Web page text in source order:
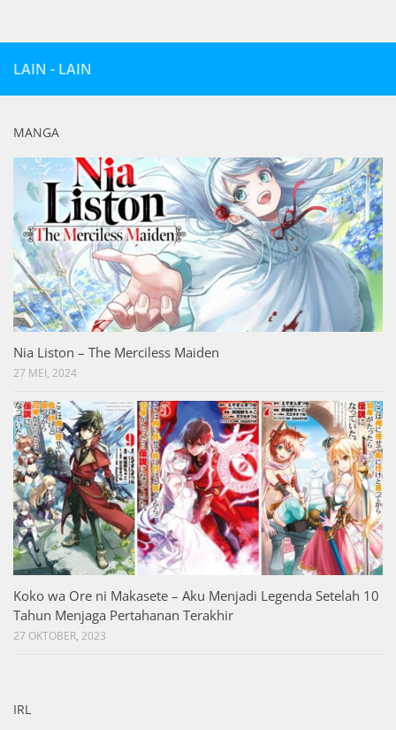
LAIN - LAIN
MANGA
Nia Liston – The Merciless Maiden
27 MEI, 2024
Koko wa Ore ni Makasete – Aku Menjadi Legenda Setelah 10
Tahun Menjaga Pertahanan Terakhir
27 OKTOBER, 2023
IRL